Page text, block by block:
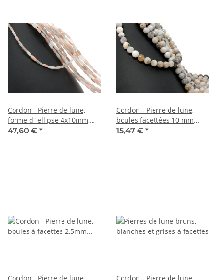
Cordon - Pierre de lune,
forme d´ellipse 4x10mm,
tricolore, longueur 40cm
47,60 € *
Cordon - Pierre de lune,
boules facettées 10 mm
multicolores, longueur 38
15,47 € *
Cordon - Pierre de lune,
Cordon - Pierre de lune,